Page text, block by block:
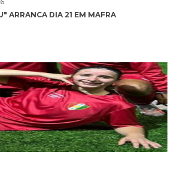
ARRANCA DIA 21 EM MAFRA